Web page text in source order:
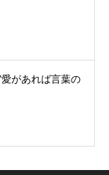
があれば言葉の